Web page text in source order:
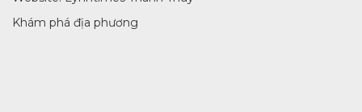
Khám phá địa phương